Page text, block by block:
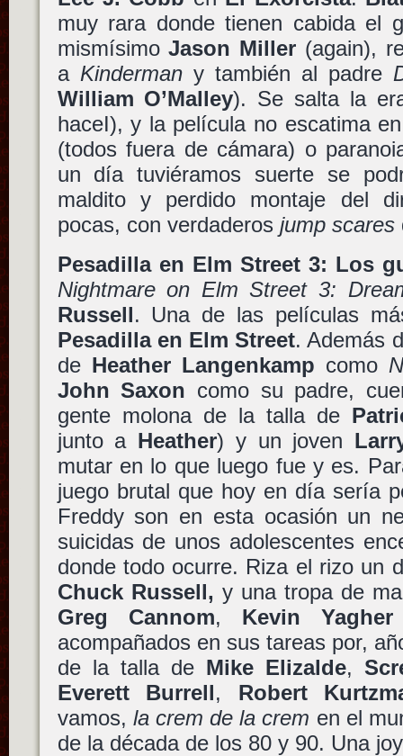
muy rara donde tienen cabida el
mismísimoJason Miller (again),
a Kindermany también al padre
William O’Malley). Se salta la
haceI), y la película no escatima
(todos fuera de cámara) o
un día tuviéramos suerte se
maldito y perdido montaje del
pocas, con verdaderos jump scares
Pesadilla en Elm Street 3: Los
Nightmare on Elm Street 3:
Russell. Una de las películas
Pesadilla en Elm Street. Además
de Heather Langenkamp como
John Saxon como su padre,
gente molona de la talla de
junto a Heather) y un joven
mutar en lo que luego fue y es.
juego brutal que hoy en día sería
Freddy son en esta ocasión un
suicidas de unos adolescentes
donde todo ocurre. Riza el rizo un
Chuck Russell, y una tropa de
Greg Cannom, Kevin Yagher
acompañados en sus tareas por,
de la talla de Mike Elizalde,
Everett Burrell, Robert
vamos, la crem de la crem en el
de la década de los 80 y 90. Una